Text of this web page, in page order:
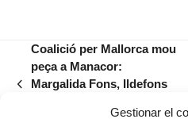
Gestionar el
previous
Coalició per Mallorca mou
peça a Manacor:
Margalida Fons, Ildefons